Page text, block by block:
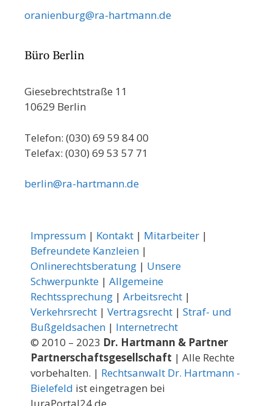
oranienburg@ra-hartmann.de
Büro Berlin
Giesebrechtstraße 11
10629 Berlin
Telefon: (030) 69 59 84 00
Telefax: (030) 69 53 57 71
berlin@ra-hartmann.de
Impressum | Kontakt | Mitarbeiter |
Befreundete Kanzleien |
Onlinerechtsberatung | Unsere
Schwerpunkte | Allgemeine
Rechtssprechung | Arbeitsrecht |
Verkehrsrecht | Vertragsrecht | Straf- und
Bußgeldsachen | Internetrecht
© 2010 – 2023 Dr. Hartmann & Partner
Partnerschaftsgesellschaft | Alle Rechte
vorbehalten. | Rechtsanwalt Dr. Hartmann -
Bielefeld ist eingetragen bei